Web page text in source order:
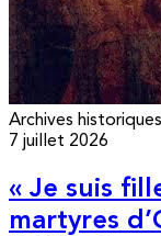
Archives historiques
7 juillet 2026
« Je suis
martyres